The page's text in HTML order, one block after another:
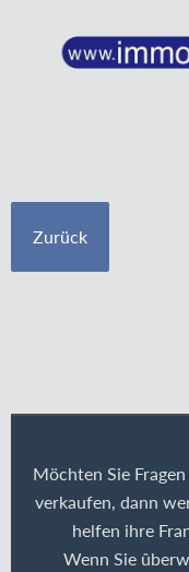
Zurück
Möchten Sie
verkaufen, dann
helfen ihre
Wenn Sie